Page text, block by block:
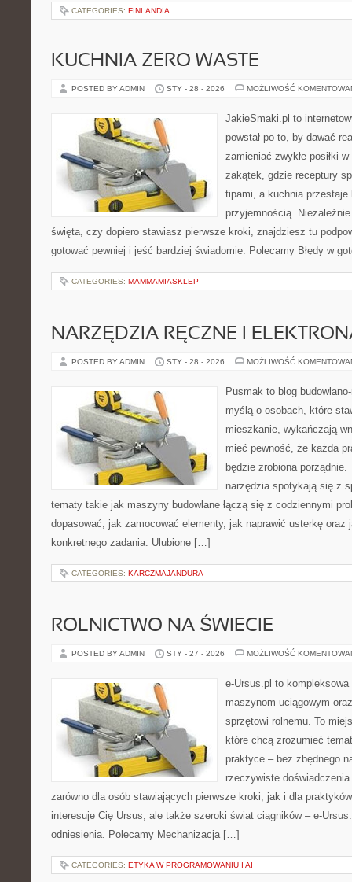
CATEGORIES: FINLANDIA
KUCHNIA ZERO WASTE
POSTED BY ADMIN STY - 28 - 2026 MOŻLIWOŚĆ
JakieSmaki.pl to
powstał po to, by dawać
zamieniać zwykłe posiłki
zakątek, gdzie receptury
tipami, a kuchnia
przyjemnością.
święta, czy dopiero stawiasz pierwsze kroki, znajdziesz tu
gotować pewniej i jeść bardziej świadomie. Polecamy Błędy w
CATEGORIES: MAMMAMIASKLEP
NARZĘDZIA RĘCZNE I
POSTED BY ADMIN STY - 28 - 2026 MOŻLIWOŚĆ
Pusmak to blog
myślą o osobach, które
mieszkanie, wykańczają
mieć pewność, że każda
będzie zrobiona
narzędzia spotykają się z
tematy takie jak maszyny budowlane łączą się z codziennymi
dopasować, jak zamocować elementy, jak naprawić usterkę oraz
konkretnego zadania. Ulubione […]
CATEGORIES: KARCZMAJANDURA
ROLNICTWO NA ŚWIECIE
POSTED BY ADMIN STY - 27 - 2026 MOŻLIWOŚĆ
e-Ursus.pl to
maszynom uciągowym
sprzętowi rolnemu. To
które chcą zrozumieć
praktyce – bez zbędnego
rzeczywiste
zarówno dla osób stawiających pierwsze kroki, jak i dla
interesuje Cię Ursus, ale także szeroki świat ciągników – e-
odniesienia. Polecamy Mechanizacja […]
CATEGORIES: ETYKA W PROGRAMOWANIU I AI